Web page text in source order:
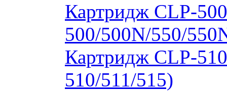
Картридж CLP-
500/500N/550/
Картридж CLP-
510/511/515)